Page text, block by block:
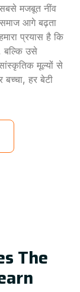
सबसे मजबूत नींव
समाज आगे बढ़ता
प्रयास है कि
बल्कि उसे
मूल्यों से
बच्चा, हर बेटी
The